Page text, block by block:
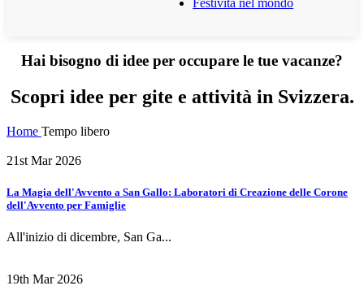
Festività nel mondo
Hai bisogno di idee per occupare le tue vacanze?
Scopri idee per gite e attività in Svizzera.
Home Tempo libero
21st Mar 2026
La Magia dell'Avvento a San Gallo: Laboratori di Creazione delle Corone
dell'Avvento per Famiglie
All'inizio di dicembre, San Ga...
19th Mar 2026